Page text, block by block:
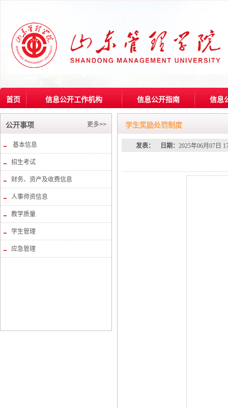
首页 信息公开工作机构 信息公开指南 信息
公开事项 更多>>
基本信息
招生考试
财务、资产及收费信息
人事师资信息
教学质量
学生管理
应急管理
学生奖励处罚制度
发表： 日期： 2025年06月07日